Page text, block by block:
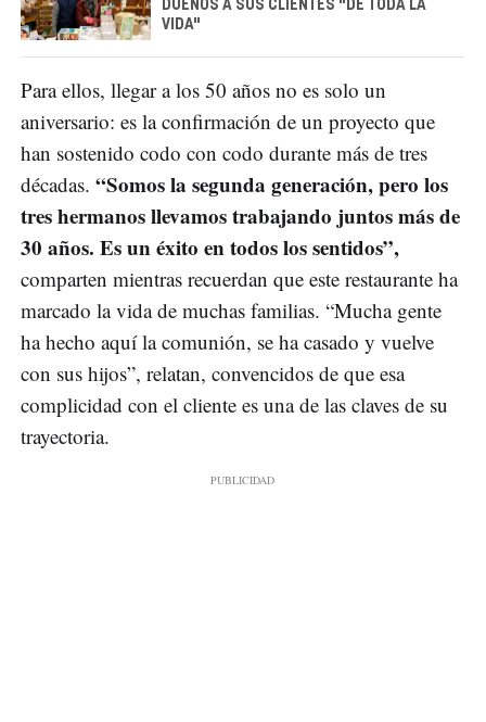
DUEÑOS A SUS CLIENTES "DE TODA LA
VIDA"
Para ellos, llegar a los 50 años no es solo un
aniversario: es la confirmación de un proyecto que
han sostenido codo con codo durante más de tres
décadas. “Somos la segunda generación, pero los
tres hermanos llevamos trabajando juntos más de
30 años. Es un éxito en todos los sentidos”,
comparten mientras recuerdan que este restaurante ha
marcado la vida de muchas familias. “Mucha gente
ha hecho aquí la comunión, se ha casado y vuelve
con sus hijos”, relatan, convencidos de que esa
complicidad con el cliente es una de las claves de su
trayectoria.